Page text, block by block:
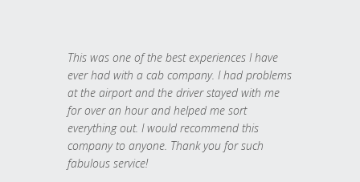
This was one of the best experiences I have
ever had with a cab company. I had problems
at the airport and the driver stayed with me
for over an hour and helped me sort
everything out. I would recommend this
company to anyone. Thank you for such
fabulous service!